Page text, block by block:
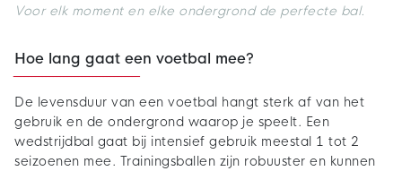
Voor elk moment en elke ondergrond de perfecte bal.
Hoe lang gaat een voetbal mee?
De levensduur van een voetbal hangt sterk af van het
gebruik en de ondergrond waarop je speelt. Een
wedstrijdbal gaat bij intensief gebruik meestal 1 tot 2
seizoenen mee. Trainingsballen zijn robuuster en kunnen